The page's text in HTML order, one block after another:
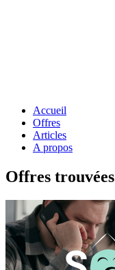
Accueil
Offres
Articles
A propos
Offres trouvées